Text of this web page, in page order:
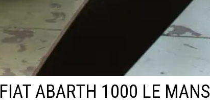
FIAT ABARTH 1000 LE MANS